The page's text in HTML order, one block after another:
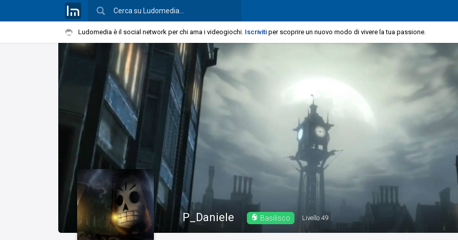
Ludomedia è il social network per chi ama i videogiochi. Iscriviti per scoprire un nuovo modo di vivere la tua passione.
P_Daniele Basilisco Livello 49